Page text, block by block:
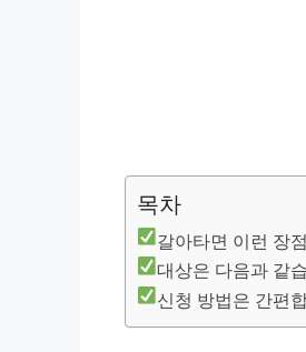
목차
갈아타면 이런 장
대상은 다음과 같
신청 방법은 간편